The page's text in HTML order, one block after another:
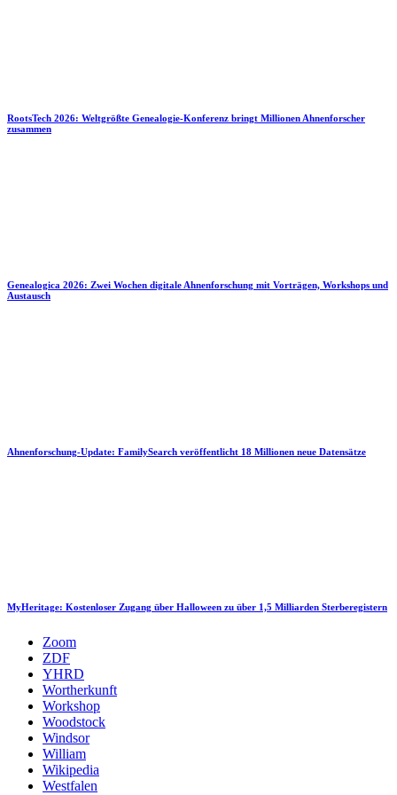
RootsTech 2026: Weltgrößte Genealogie-Konferenz bringt Millionen Ahnenforscher
zusammen
Genealogica 2026: Zwei Wochen digitale Ahnenforschung mit Vorträgen, Workshops und
Austausch
Ahnenforschung-Update: FamilySearch veröffentlicht 18 Millionen neue Datensätze
MyHeritage: Kostenloser Zugang über Halloween zu über 1,5 Milliarden Sterberegistern
Zoom
ZDF
YHRD
Wortherkunft
Workshop
Woodstock
Windsor
William
Wikipedia
Westfalen